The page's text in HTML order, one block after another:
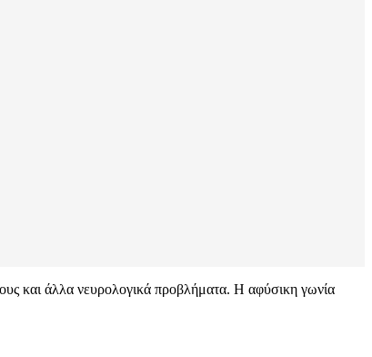
και άλλα νευρολογικά προβλήματα. Η αφύσικη γωνία